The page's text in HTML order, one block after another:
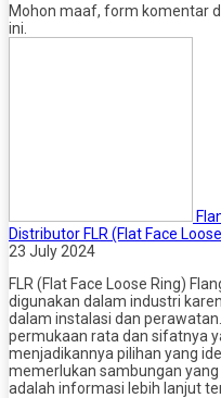
Mohon maaf, form komentar
ini.
Distributor FLR (Flat Face
23 July 2024
FLR (Flat Face Loose Ring)
digunakan dalam industri
dalam instalasi dan
permukaan rata dan sifatnya
menjadikannya pilihan yang
memerlukan sambungan
adalah informasi lebih lanjut